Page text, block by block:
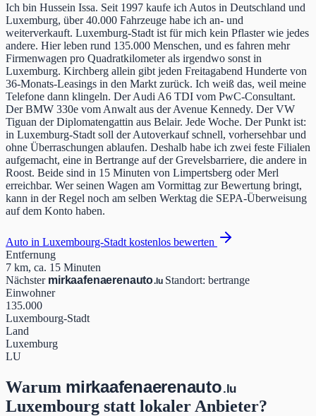
Ich bin Hussein Issa. Seit 1997 kaufe ich Autos in Deutschland und
Luxemburg, über 40.000 Fahrzeuge habe ich an- und
weiterverkauft. Luxemburg-Stadt ist für mich kein Pflaster wie jedes
andere. Hier leben rund 135.000 Menschen, und es fahren mehr
Firmenwagen pro Quadratkilometer als irgendwo sonst in
Luxemburg. Kirchberg allein gibt jeden Freitagabend Hunderte von
36-Monats-Leasings in den Markt zurück. Ich weiß das, weil meine
Telefone dann klingeln. Der Audi A6 TDI vom PwC-Consultant.
Der BMW 330e vom Anwalt aus der Avenue Kennedy. Der VW
Tiguan der Diplomatengattin aus Belair. Jede Woche. Der Punkt ist:
in Luxemburg-Stadt soll der Autoverkauf schnell, vorhersehbar und
ohne Überraschungen ablaufen. Deshalb habe ich zwei feste Filialen
aufgemacht, eine in Bertrange auf der Grevelsbarriere, die andere in
Roost. Beide sind in 15 Minuten von Limpertsberg oder Merl
erreichbar. Wer seinen Wagen am Vormittag zur Bewertung bringt,
kann in der Regel noch am selben Werktag die SEPA-Überweisung
auf dem Konto haben.
Auto in Luxembourg-Stadt kostenlos bewerten
Entfernung
7 km, ca. 15 Minuten
Nächster mirkaafenaerenauto.luStandort:bertrange
Einwohner
135.000
Luxembourg-Stadt
Land
Luxemburg
LU
Warum mirkaafenaerenauto.lu
Luxembourg statt lokaler Anbieter?